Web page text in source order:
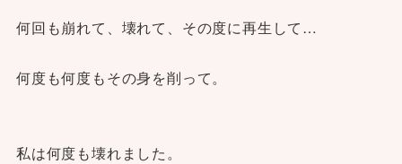
何回も崩れて、壊れて、その度に再生して…
何度も何度もその身を削って。
私は何度も壊れました。